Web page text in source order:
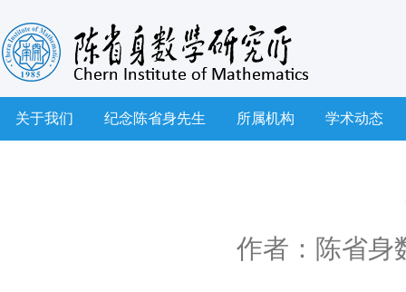
关于我们 纪念陈省身先生 所属机构 学术动态
作者：陈省身